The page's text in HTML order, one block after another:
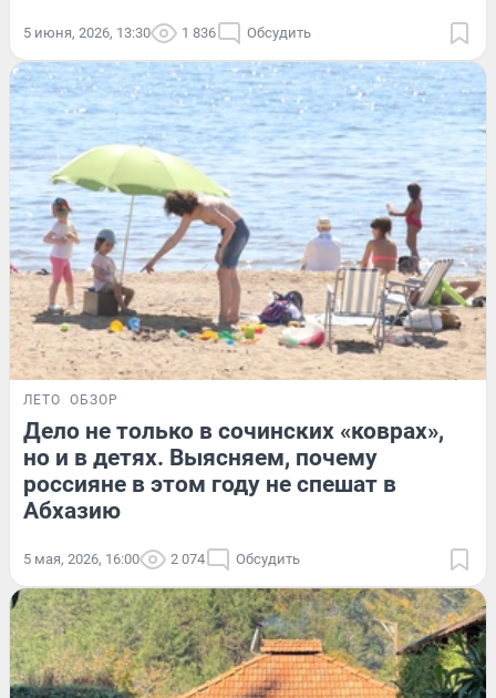
5 июня, 2026, 13:30 1 836 Обсудить
ЛЕТО ОБЗОР
Дело не только в сочинских «коврах»,
но и в детях. Выясняем, почему
россияне в этом году не спешат в
Абхазию
5 мая, 2026, 16:00 2 074 Обсудить